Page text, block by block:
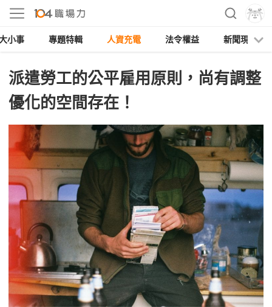
小事 專題特輯 人資充電 法令權益 新聞現場
派遣勞工的公平雇用原則，尚有調整
優化的空間存在！